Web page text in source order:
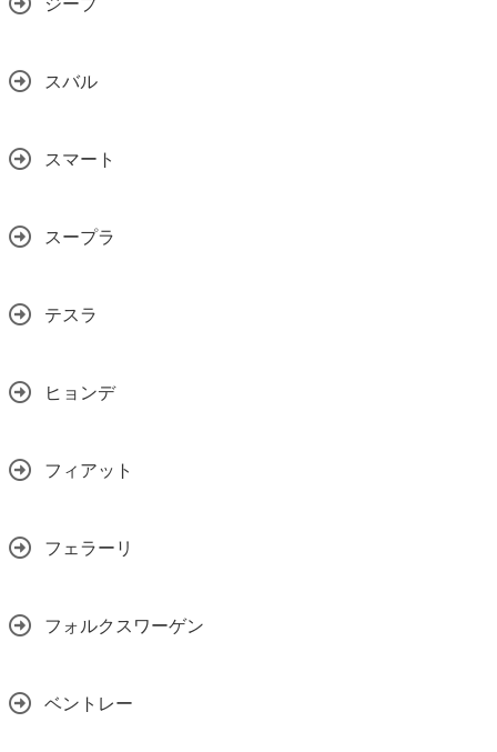
ジープ
スバル
スマート
スープラ
テスラ
ヒョンデ
フィアット
フェラーリ
フォルクスワーゲン
ベントレー